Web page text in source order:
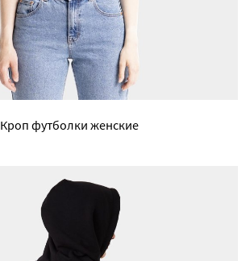
Кроп футболки женские